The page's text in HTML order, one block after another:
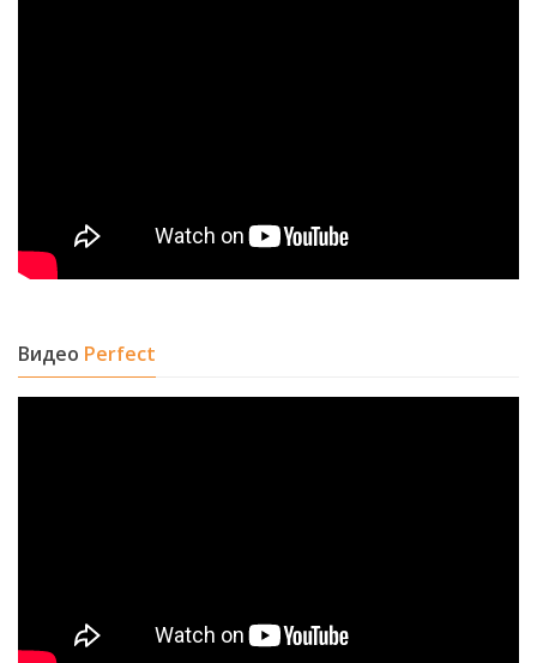
Видео Perfect